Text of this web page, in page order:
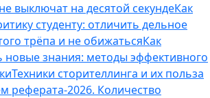
выключат на десятой секундеКак
студенту: отличить дельное
трёпа и не обижатьсяКак
новые знания: методы эффективного
Техники сторителлинга и их польза
реферата-2026. Количество